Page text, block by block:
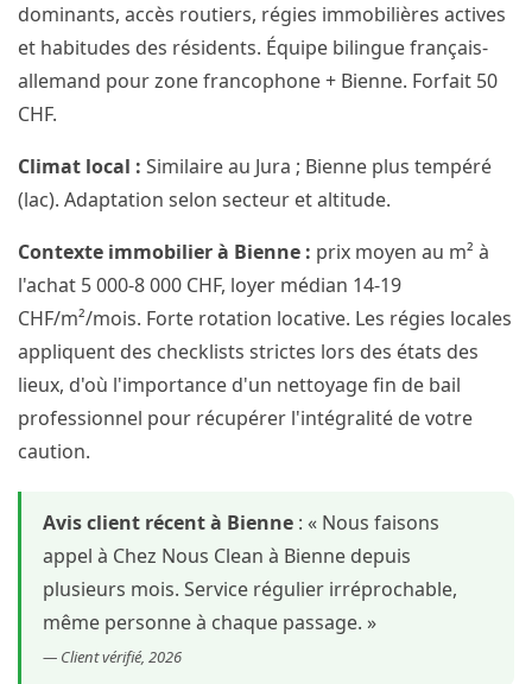
dominants, accès routiers, régies immobilières actives
et habitudes des résidents. Équipe bilingue français-
allemand pour zone francophone + Bienne. Forfait 50
CHF.
Climat local : Similaire au Jura ; Bienne plus tempéré
(lac). Adaptation selon secteur et altitude.
Contexte immobilier à Bienne : prix moyen au m² à
l'achat 5 000-8 000 CHF, loyer médian 14-19
CHF/m²/mois. Forte rotation locative. Les régies locales
appliquent des checklists strictes lors des états des
lieux, d'où l'importance d'un nettoyage fin de bail
professionnel pour récupérer l'intégralité de votre
caution.
Avis client récent à Bienne : « Nous faisons
appel à Chez Nous Clean à Bienne depuis
plusieurs mois. Service régulier irréprochable,
même personne à chaque passage. »
— Client vérifié, 2026